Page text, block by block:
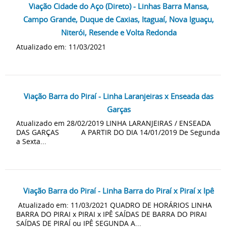
Viação Cidade do Aço (Direto) - Linhas Barra Mansa,
Campo Grande, Duque de Caxias, Itaguaí, Nova Iguaçu,
Niterói, Resende e Volta Redonda
Atualizado em: 11/03/2021
Viação Barra do Piraí - Linha Laranjeiras x Enseada das
Garças
Atualizado em 28/02/2019 LINHA LARANJEIRAS / ENSEADA
DAS GARÇAS A PARTIR DO DIA 14/01/2019 De Segunda
a Sexta...
Viação Barra do Piraí - Linha Barra do Piraí x Piraí x Ipê
Atualizado em: 11/03/2021 QUADRO DE HORÁRIOS LINHA
BARRA DO PIRAI x PIRAI x IPÊ SAÍDAS DE BARRA DO PIRAI
SAÍDAS DE PIRAÍ ou IPÊ SEGUNDA A...